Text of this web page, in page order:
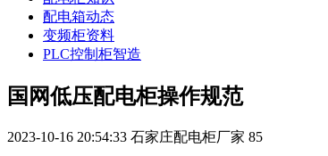
配电箱动态
变频柜资料
PLC控制柜智造
国网低压配电柜操作规范
2023-10-16 20:54:33 石家庄配电柜厂家 85